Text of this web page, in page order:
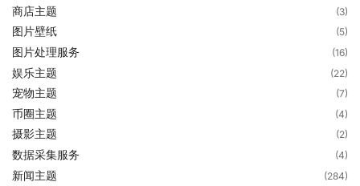
商店主题 (3)
图片壁纸 (5)
图片处理服务 (16)
娱乐主题 (22)
宠物主题 (7)
币圈主题 (4)
摄影主题 (2)
数据采集服务 (4)
新闻主题 (284)